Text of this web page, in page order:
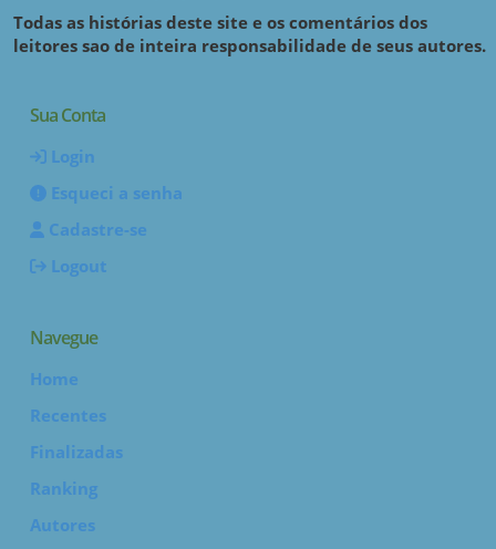
Todas as histórias deste site e os comentários dos
leitores sao de inteira responsabilidade de seus autores.
Sua Conta
Login
Esqueci a senha
Cadastre-se
Logout
Navegue
Home
Recentes
Finalizadas
Ranking
Autores